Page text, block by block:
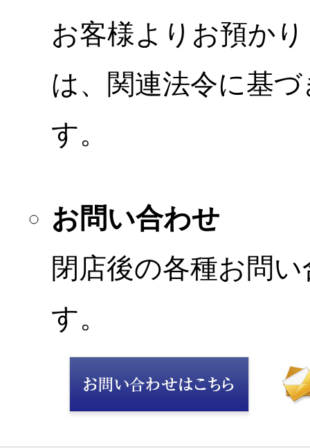
お客様よりお預か
は、関連法令に基
す。
お問い合わせ
閉店後の各種お問
す。